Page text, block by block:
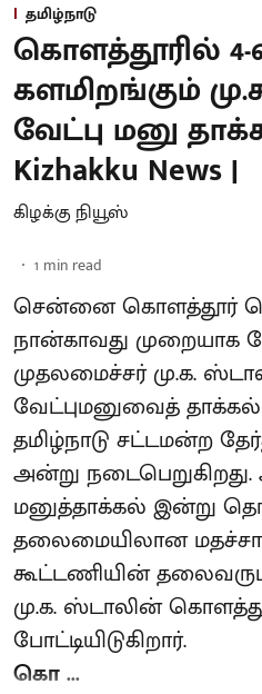
தமிழ்நாடு
கொளத்தூரில்
களமிறங்கும்
வேட்பு மனு
Kizhakku News |
கிழக்கு நியூஸ்
1 min read
சென்னை கொளத்தூர்
நான்காவது முறையாக
முதலமைச்சர் மு.க.
வேட்புமனுவைத்
தமிழ்நாடு சட்டமன்ற
அன்று
மனுத்தாக்கல் இன்று
தலைமையிலான
கூட்டணியின்
மு.க. ஸ்டாலின்
போட்டியிடுகிறார்.
கொ ...